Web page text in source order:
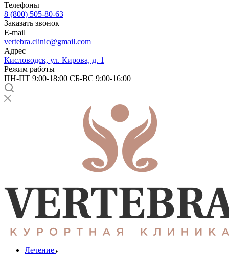
Телефоны
8 (800) 505-80-63
Заказать звонок
E-mail
vertebra.clinic@gmail.com
Адрес
Кисловодск, ул. Кирова, д. 1
Режим работы
ПН-ПТ 9:00-18:00 СБ-ВС 9:00-16:00
Лечение